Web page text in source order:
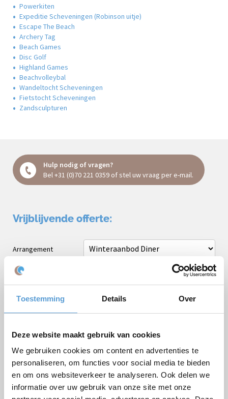
Toestemming Details Over
Deze website maakt gebruik van cookies
We gebruiken cookies om content en advertenties te
personaliseren, om functies voor social media te bieden
en om ons websiteverkeer te analyseren. Ook delen we
informatie over uw gebruik van onze site met onze
Powerkiten
Expeditie Scheveningen (Robinson uitje)
Escape The Beach
Archery Tag
Beach Games
Disc Golf
Highland Games
Beachvolleybal
Wandeltocht Scheveningen
Fietstocht Scheveningen
Zandsculpturen
Hulp nodig of vragen?
Bel +31 (0)70 221 0359 of stel uw vraag per e-mail.
Vrijblijvende offerte:
Arrangement
Bedrijf / Groepsnaam
Gelegenheid
E-mail *
Telefoon
Aantal personen